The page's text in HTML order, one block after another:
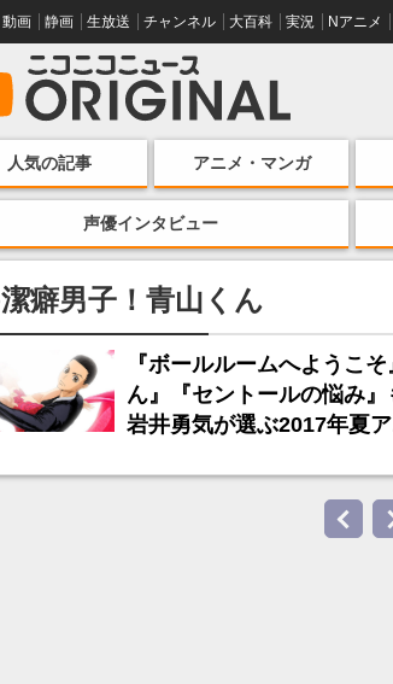
動画 静画 生放送 チャンネル 大百科 実況 Nアニメ
人気の記事 アニメ・マンガ
声優インタビュー
潔癖男子！青山くん
『ボールルームへようこ
ん』『セントールの悩み
岩井勇気が選ぶ2017年夏